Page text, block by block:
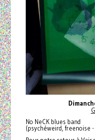
No NeCK blues band
(psychéweird, freenoise